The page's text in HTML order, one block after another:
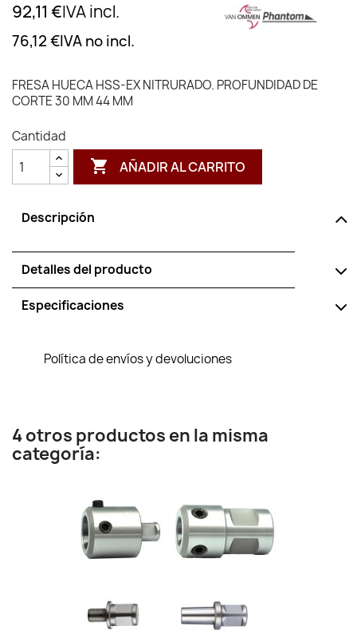
92,11 €IVA incl.
76,12 €IVA no incl.
FRESA HUECA HSS-EX NITRURADO. PROFUNDIDAD DE
CORTE 30 MM 44 MM
Cantidad
 AÑADIR AL CARRITO
Descripción
Detalles del producto
Especificaciones
Política de envíos y devoluciones
4 otros productos en la misma
categoría: